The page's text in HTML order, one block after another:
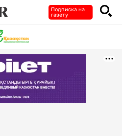
Подписка на
газету